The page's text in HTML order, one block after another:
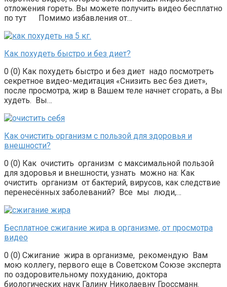
отложения гореть. Вы можете получить видео бесплатно
по тут Помимо избавления от…
Как похудеть быстро и без диет?
0 (0) Как похудеть быстро и без диет надо посмотреть
секретное видео-медитация «Снизить вес без диет»,
после просмотра, жир в Вашем теле начнет сгорать, а Вы
худеть. Вы…
Как очистить организм с пользой для здоровья и
внешности?
0 (0) Как очистить организм с максимальной пользой
для здоровья и внешности, узнать можно на: Как
очистить организм от бактерий, вирусов, как следствие
перенесённых заболеваний? Все мы люди,…
Бесплатное сжигание жира в организме, от просмотра
видео
0 (0) Сжигание жира в организме, рекомендую Вам
мою коллегу, первого еще в Советском Союзе эксперта
по оздоровительному похуданию, доктора
биологических наук Галину Николаевну Гроссманн.